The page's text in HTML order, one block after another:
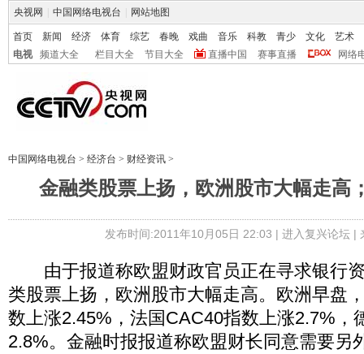
央视网 中国网络电视台 网站地图
首页 新闻 经济 体育 综艺 春晚 戏曲 音乐 科教 青少 文化
艺术
电视
频道大全 栏目大全 节目大全 直播中国 赛事直播 网络
中国网络电视台 > 经济台 > 财经资讯 >
金融类股票上扬，欧洲股市大幅走高
发布时间:2011年10月05日 22:03 | 进入复兴论坛|
由于报道称欧盟财政官员正在寻求银行
类股票上扬，欧洲股市大幅走高。欧洲早盘
数上涨2.45%，法国CAC40指数上涨2.7%，
2.8%。金融时报报道称欧盟财长同意需要另